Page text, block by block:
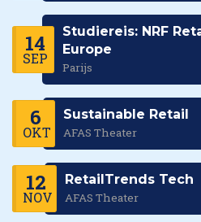
14
SEP
Studiereis: NRF
Europe
Parijs
6
OKT
Sustainable Retail
AFAS Theater
12
NOV
RetailTrends Tech
AFAS Theater